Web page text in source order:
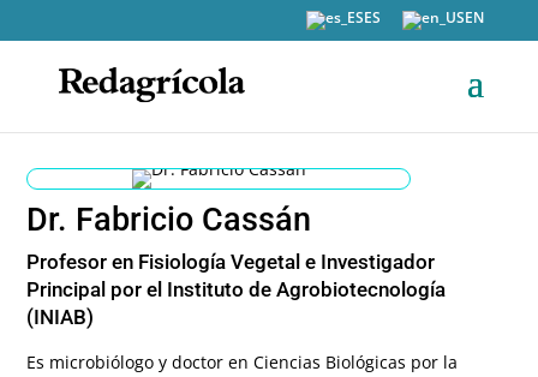
ES EN
Dr. Fabricio Cassán
Profesor en Fisiología Vegetal e Investigador
Principal por el Instituto de Agrobiotecnología
(INIAB)
Es microbiólogo y doctor en Ciencias Biológicas por la